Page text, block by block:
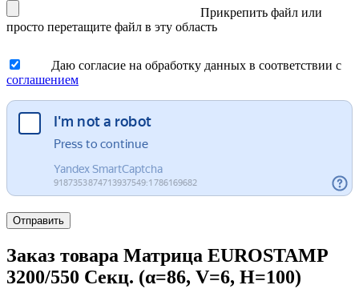
Прикрепить файл или
просто перетащите файл в эту область
Даю согласие на обработку данных в соответствии с
соглашением
Отправить
Заказ товара Матрица EUROSTAMP
3200/550 Секц. (α=86, V=6, H=100)